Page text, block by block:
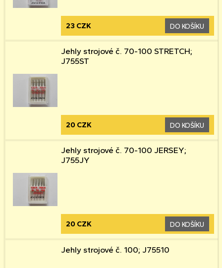
23 CZK DO KOŠÍKU
Jehly strojové č. 70-100 STRETCH;
J755ST
20 CZK DO KOŠÍKU
Jehly strojové č. 70-100 JERSEY;
J755JY
20 CZK DO KOŠÍKU
Jehly strojové č. 100; J75510